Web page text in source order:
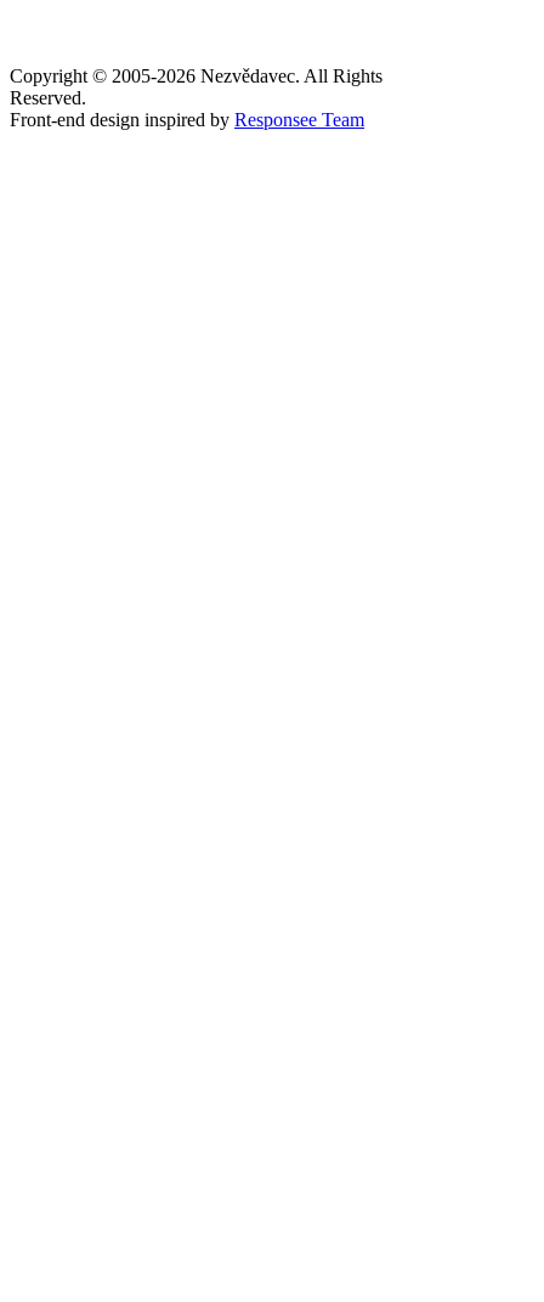
Copyright © 2005-2026 Nezvědavec. All Rights
Reserved.
Front-end design inspired by Responsee Team